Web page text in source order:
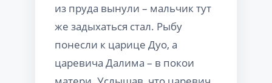
из пруда вынули – мальчик тут
же задыхаться стал. Рыбу
понесли к царице Дуо, а
царевича Далима – в покои